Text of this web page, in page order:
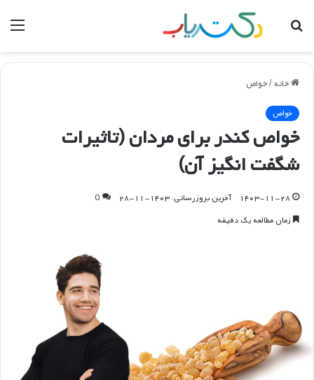
جستجو
خانه /خواص
خواص
خواص کندر برای مردان (تاثیرات
شگفت انگیز آن)
۱۴۰۳-۱۱-۲۸ آخرین بروزرسانی: ۱۴۰۳-۱۱-۲۸
0
زمان مطالعه یک دقیقه